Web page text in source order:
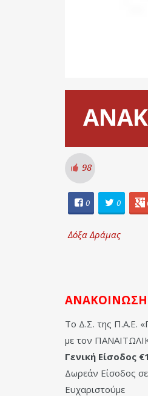
98
0 0
Δόξα Δράμας
Το Δ.Σ. της Π.Α.Ε.
με τον
Γενική Είσοδος
Δωρεάν Είσοδος σε
Ευχαριστούμε